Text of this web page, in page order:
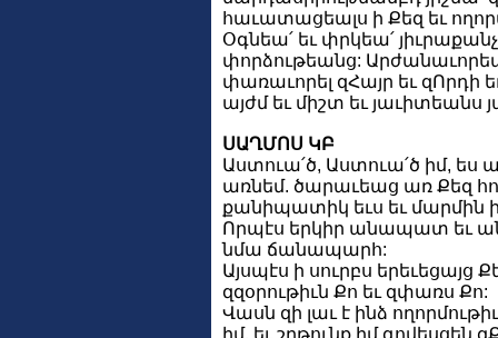
հաւատացեալս ի Քեզ եւ
Օգնեա՛ եւ փրկեա՛
փորձութեանց:
փառաւորել զՀայր եւ զՈրդի
այժմ եւ միշտ եւ յաւիտեանս
ՍԱՂՄՈՍ ԿԲ
Աստուա՛ծ, Աստուա՛ծ իմ, ես
առնեմ. ծարաւեաց առ Քեզ
քանիպատիկ եւս եւ մարմին
Որպէս երկիր անապատ եւ
նմա ճանապարհ:
Այսպէս ի սուրբս երեւեցայց
զզօրութիւն Քո եւ զփառս Քո:
Վասն զի լաւ է ինձ
իմ, եւ շրթունք իմ գովեսցեն